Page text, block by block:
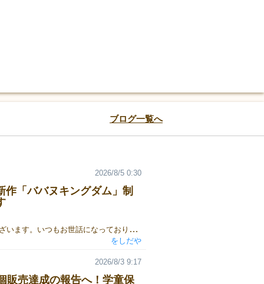
ブログ一覧へ
作「ババヌキングダム」制
をしだやでございます。いつもお世話になっております。秋は土曜日のみの出展となりますが、よろしくお願いいたします。ゲームマーケット2026秋新作、『ババヌキングダム』製作快調です。自分好みの手札を作って、ババヌキ勝負！短時間かつ明快に、バランスの良い『くにづくり』が楽しめる、とっても楽しいゲームです！より詳しいマニュアルはこちら。よろしくお願いいたします。
2026/8/5 0:30
をしだや
販売達成の報告へ！学童保
2026/8/3 9:17